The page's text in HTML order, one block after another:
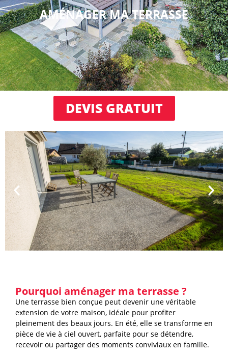
AMÉNAGER MA TERRASSE
DEVIS GRATUIT
Pourquoi aménager ma terrasse ?
Une terrasse bien conçue peut devenir une véritable
extension de votre maison, idéale pour profiter
pleinement des beaux jours. En été, elle se transforme en
pièce de vie à ciel ouvert, parfaite pour se détendre,
recevoir ou partager des moments conviviaux en famille.